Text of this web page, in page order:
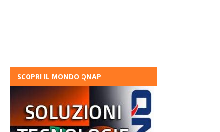
SCOPRI IL MONDO QNAP